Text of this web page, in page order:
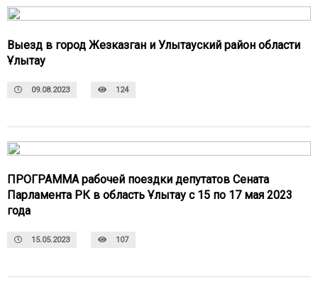
Выезд в город Жезказган и Улытауский район области
Ұлытау
09.08.2023 124
ПРОГРАММА рабочей поездки депутатов Сената
Парламента РК в область Ұлытау с 15 по 17 мая 2023
года
15.05.2023 107